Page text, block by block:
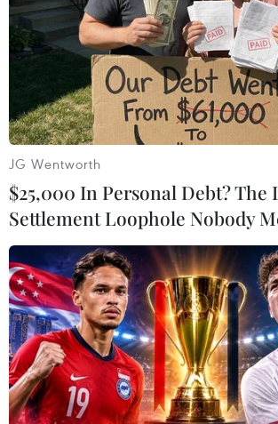
Truyền thông Israel đưa tin ngày 19/11,
Pompeo đã trở thành Ngoại trưởng Mỹ
khu định cư Do Thái tại khu Bờ Tây bị
Israel dự định sáp nhập 2
JG Wentworth
$25,000 In Personal Debt? The
Settlement Loophole Nobody